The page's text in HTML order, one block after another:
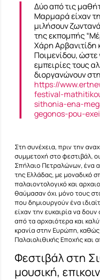
Δύο από τις
Μαρμαρά είχαν
μιλήσουν
της εκπομπής
Χάρη Αρβανιτίδη
Ποιμενίδου, ώστε
εμπειρίες τους
διοργανώνουν
https://
festival-
sithonia-ena-
gegonos-pou-
Στη συνέχεια, πριν την
συμμετοχή στο φεστιβάλ,
Σπήλαιο Πετραλώνων, ένα
της Ελλάδας, με μοναδικό
παλαιοντολογικό και
θαύμασαν όχι μόνο τους
που δημιουργούν ένα
είχαν την ευκαιρία να
από τα αρχαιότερα και
κρανία στην Ευρώπη, καθώς
Παλαιολιθικής Εποχής
Φεστιβάλ στη
μουσική,